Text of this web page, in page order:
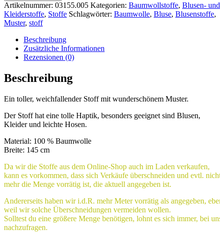
Artikelnummer: 03155.005 Kategorien: Baumwollstoffe, Blusen- und
Kleiderstoffe, Stoffe Schlagwörter: Baumwolle, Bluse, Blusenstoffe,
Muster, stoff
Beschreibung
Zusätzliche Informationen
Rezensionen (0)
Beschreibung
Ein toller, weichfallender Stoff mit wunderschönem Muster.
Der Stoff hat eine tolle Haptik, besonders geeignet sind Blusen,
Kleider und leichte Hosen.
Material: 100 % Baumwolle
Breite: 145 cm
Da wir die Stoffe aus dem Online-Shop auch im Laden verkaufen,
kann es vorkommen, dass sich Verkäufe überschneiden und evtl.
mehr die Menge vorrätig ist, die aktuell angegeben ist.
Andererseits haben wir i.d.R. mehr Meter vorrätig als angegeben,
weil wir solche Überschneidungen vermeiden wollen.
Solltest du eine größere Menge benötigen, lohnt es sich immer, bei
nachzufragen.